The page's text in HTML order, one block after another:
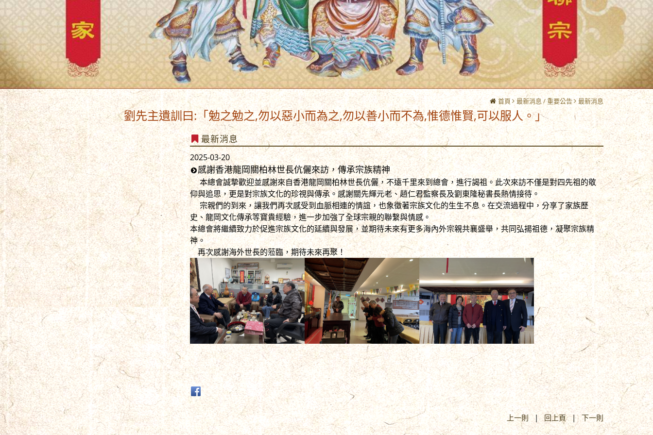
首頁 最新消息 / 重要公告 最新消息
劉先主遺訓曰:「勉之勉之,勿以惡小而為之,勿以善小而不為,惟德惟賢,可以服人。」
最新消息
2025-03-20
感謝香港龍岡關柏林世長伉儷來訪，傳承宗族精神
本總會誠摯歡迎並感謝來自香港龍岡關柏林世長伉儷，不遠千里來到總會，進行謁祖。此次來訪不僅是對四先祖的敬
仰與追思，更是對宗族文化的珍視與傳承。感謝關先輝元老、趙仁君監察長及劉東隆秘書長熱情接待。
宗親們的到來，讓我們再次感受到血脈相連的情誼，也象徵著宗族文化的生生不息。在交流過程中，分享了家族歷
史、龍岡文化傳承等寶貴經驗，進一步加強了全球宗親的聯繫與情感。
本總會將繼續致力於促進宗族文化的延續與發展，並期待未來有更多海內外宗親共襄盛舉，共同弘揚祖德，凝聚宗族精
神。
再次感謝海外世長的蒞臨，期待未來再聚！
上一則|回上頁|下一則